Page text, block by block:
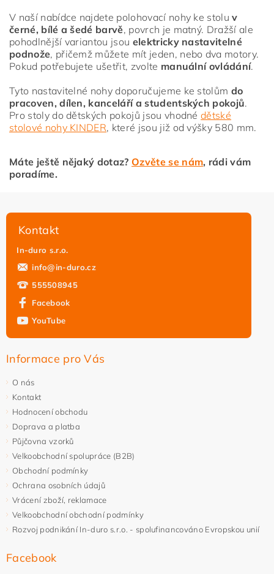
V naší nabídce najdete polohovací nohy ke stoluv
černé, bílé a šedé barvě, povrch je matný. Dražší ale
pohodlnější variantou jsou elektricky nastavitelné
podnože, přičemž můžete mít jeden, nebo dva motory.
Pokud potřebujete ušetřit, zvolte manuální ovládání.
Tyto nastavitelné nohy doporučujeme ke stolům do
pracoven, dílen, kanceláří a studentských pokojů.
Pro stoly do dětských pokojů jsou vhodnédětské
stolové nohy KINDER, které jsou již od výšky 580 mm.
Máte ještě nějaký dotaz?Ozvěte se nám, rádi vám
poradíme.
Kontakt
In-duro s.r.o.
info@in-duro.cz
555508945
Facebook
YouTube
Informace pro Vás
O nás
Kontakt
Hodnocení obchodu
Doprava a platba
Půjčovna vzorků
Velkoobchodní spolupráce (B2B)
Obchodní podmínky
Ochrana osobních údajů
Vrácení zboží, reklamace
Velkoobchodní obchodní podmínky
Rozvoj podnikání In-duro s.r.o. - spolufinancováno Evropskou unií
Facebook